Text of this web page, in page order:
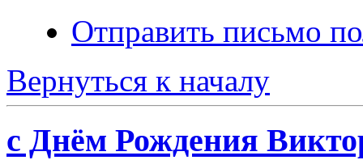
Отправить письмо
Вернуться к началу
с Днём Рождения